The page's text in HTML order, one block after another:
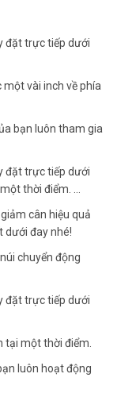
đặt trực tiếp dưới
vài inch về phía
bạn luôn tham gia
đặt trực tiếp dưới
thời điểm. …
chuyển động
đặt trực tiếp dưới
tại một thời điểm.
luôn hoạt động